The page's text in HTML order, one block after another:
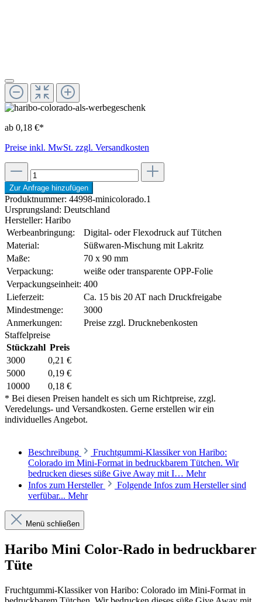
ab 0,18 €*
Preise inkl. MwSt. zzgl. Versandkosten
Zur Anfrage hinzufügen
Produktnummer: 44998-minicolorado.1
Ursprungsland: Deutschland
Hersteller: Haribo
Werbeanbringung:
Digital- oder Flexodruck auf Tütchen
Material:
Süßwaren-Mischung mit Lakritz
Maße:
70 x 90 mm
Verpackung:
weiße oder transparente OPP-Folie
Verpackungseinheit: 400
Lieferzeit:
Ca. 15 bis 20 AT nach Druckfreigabe
Mindestmenge:
3000
Anmerkungen:
Preise zzgl. Drucknebenkosten
Staffelpreise
Stückzahl Preis
3000
0,21 €
5000
0,19 €
10000
0,18 €
* Bei diesen Preisen handelt es sich um Richtpreise, zzgl.
Veredelungs- und Versandkosten. Gerne erstellen wir ein
individuelles Angebot.
Beschreibung
Fruchtgummi-Klassiker von Haribo:
Colorado im Mini-Format in bedruckbarem Tütchen. Wir
bedrucken dieses süße Give Away mit I… Mehr
Infos zum Hersteller
Folgende Infos zum Hersteller sind
verfübar... Mehr
Menü schließen
Haribo Mini Color-Rado in bedruckbarer
Tüte
Fruchtgummi-Klassiker von Haribo: Colorado im Mini-Format in